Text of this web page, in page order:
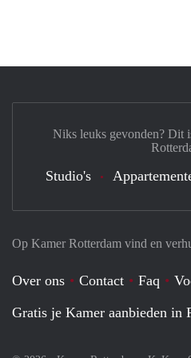
Op Kamer Rotterdam vind en
Over ons Contact Faq
Gratis je Kamer aanbieden in
Niks leuks gevonden? Dit
Studio's